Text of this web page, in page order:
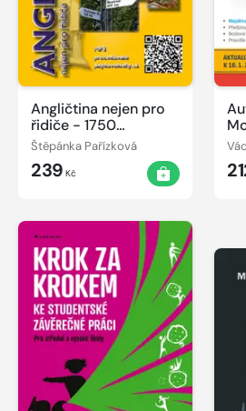
Angličtina nejen pro
řidiče - 1750
interaktivních
slovíček na doma i do
auta
Štěpánka Pařízková
239 Kč